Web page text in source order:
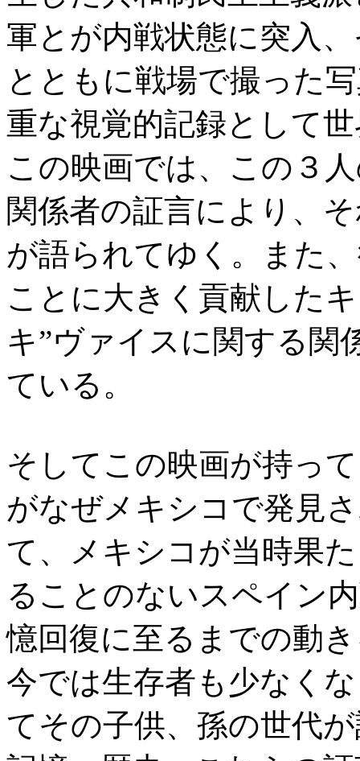
軍とが内戦状態に突入
とともに戦場で撮った
重な視覚的記録として
この映画では、この３
関係者の証言により、
が語られてゆく。また
ことに大きく貢献した
キ”ヴァイスに関する関
ている。
そしてこの映画が持っ
がなぜメキシコで発見
て、メキシコが当時果
ることのないスペイン
憶回復に至るまでの動
今では生存者も少なく
てその子供、孫の世代